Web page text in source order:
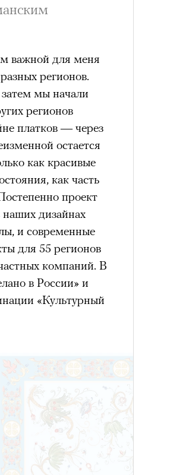
важной для меня
регионов.
мы начали
регионов
платков — через
остается
как красивые
как часть
проект
дизайнах
и современные
для 55 регионов
компаний. В
в России» и
«Культурный
в